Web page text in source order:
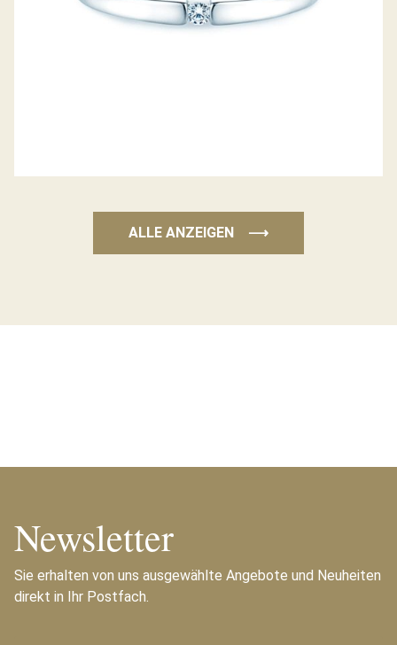
ALLE ANZEIGEN ⟶
Newsletter
Sie erhalten von uns ausgewählte Angebote und Neuheiten
direkt in Ihr Postfach.